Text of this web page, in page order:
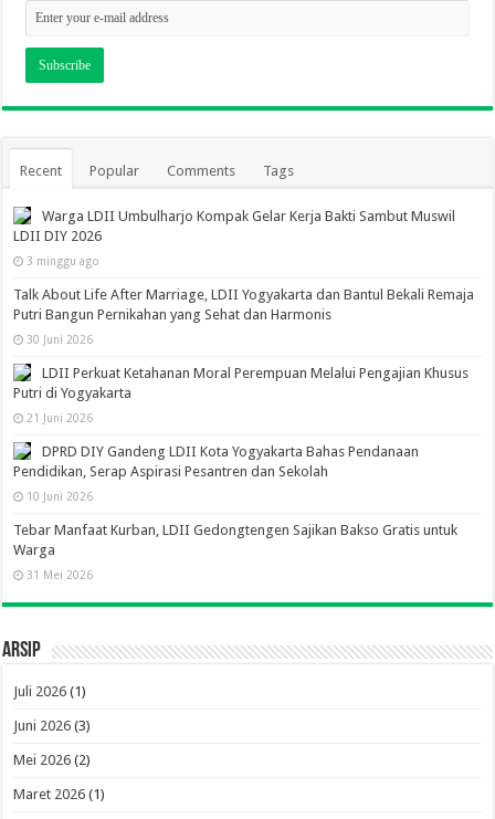
Recent Popular Comments Tags
Warga LDII Umbulharjo Kompak Gelar Kerja Bakti Sambut Muswil
LDII DIY 2026
3 minggu ago
Talk About Life After Marriage, LDII Yogyakarta dan Bantul Bekali Remaja
Putri Bangun Pernikahan yang Sehat dan Harmonis
30 Juni 2026
LDII Perkuat Ketahanan Moral Perempuan Melalui Pengajian Khusus
Putri di Yogyakarta
21 Juni 2026
DPRD DIY Gandeng LDII Kota Yogyakarta Bahas Pendanaan
Pendidikan, Serap Aspirasi Pesantren dan Sekolah
10 Juni 2026
Tebar Manfaat Kurban, LDII Gedongtengen Sajikan Bakso Gratis untuk
Warga
31 Mei 2026
Arsip
Juli 2026 (1)
Juni 2026 (3)
Mei 2026 (2)
Maret 2026 (1)